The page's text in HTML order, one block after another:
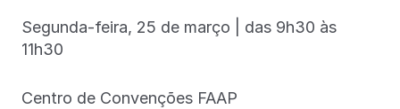
Segunda-feira, 25 de março | das 9h30 às
11h30
Centro de Convenções FAAP